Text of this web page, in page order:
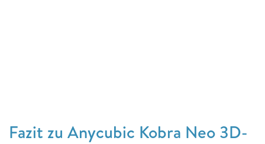
Fazit zu Anycubic Kobra Neo 3D-